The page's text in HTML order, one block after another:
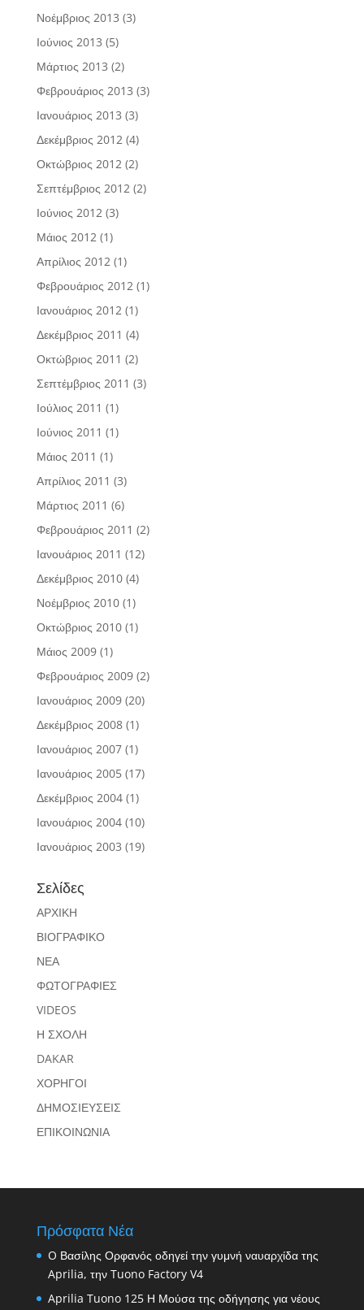
Νοέμβριος 2013 (3)
Ιούνιος 2013 (5)
Μάρτιος 2013 (2)
Φεβρουάριος 2013 (3)
Ιανουάριος 2013 (3)
Δεκέμβριος 2012(4)
Οκτώβριος 2012(2)
Σεπτέμβριος 2012(2)
Ιούνιος 2012(3)
Μάιος 2012(1)
Απρίλιος 2012(1)
Φεβρουάριος 2012(1)
Ιανουάριος 2012(1)
Δεκέμβριος 2011 (4)
Οκτώβριος 2011 (2)
Σεπτέμβριος 2011 (3)
Ιούλιος 2011 (1)
Ιούνιος 2011 (1)
Μάιος 2011 (1)
Απρίλιος 2011 (3)
Μάρτιος 2011 (6)
Φεβρουάριος 2011 (2)
Ιανουάριος 2011 (12)
Δεκέμβριος 2010(4)
Νοέμβριος 2010(1)
Οκτώβριος 2010(1)
Μάιος 2009(1)
Φεβρουάριος 2009(2)
Ιανουάριος 2009(20)
Δεκέμβριος 2008(1)
Ιανουάριος 2007(1)
Ιανουάριος 2005(17)
Δεκέμβριος 2004(1)
Ιανουάριος 2004(10)
Ιανουάριος 2003 (19)
Σελίδες
ΑΡΧΙΚΗ
ΒΙΟΓΡΑΦΙΚΟ
ΝΕΑ
ΦΩΤΟΓΡΑΦΙΕΣ
VIDEOS
Η ΣΧΟΛΗ
DAKAR
ΧΟΡΗΓΟΙ
ΔΗΜΟΣΙΕΥΣΕΙΣ
ΕΠΙΚΟΙΝΩΝΙΑ
Πρόσφατα Νέα
O Βασίλης Ορφανός οδηγεί την γυμνή ναυαρχίδα της
Aprilia, την Tuono Factory V4
Aprilia Tuono 125 Η Μούσα της οδήγησης για νέους